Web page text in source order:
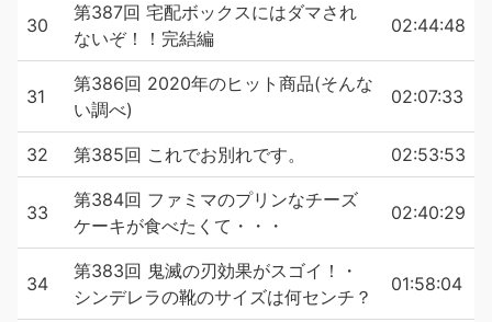
30
第387回 宅配ボックスにはダマされ
ないぞ！！完結編
02:44:48
31
第386回 2020年のヒット商品(そんな
い調べ)
02:07:33
32 第385回 これでお別れです。 02:53:53
33
第384回 ファミマのプリンなチーズ
ケーキが食べたくて・・・
02:40:29
34
第383回 鬼滅の刃効果がスゴイ！・
シンデレラの靴のサイズは何センチ？
01:58:04